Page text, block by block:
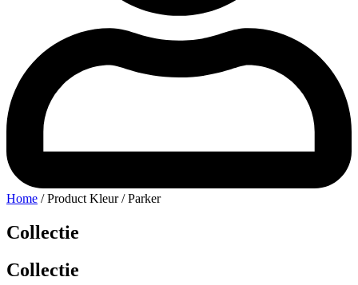
Home / Product Kleur / Parker
Collectie
Collectie